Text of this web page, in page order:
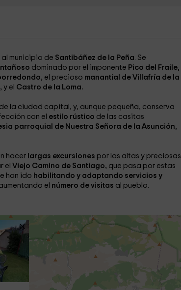
municipio de Santibáñez de la Peña. Se
dominado por el imponente Pico del Fraile,
el precioso manantial de Villafría de la
y el Castro de la Loma.
de la ciudad capital, y, aunque pequeña, conserva
con el estilo rústico de las casitas
parroquial de Nuestra Señora de la Asunción,
hacer largas excursiones por las altas y preciosas
el Viejo Camino de Santiago, que pasa por estas
han ido habilitando y adaptando servicios y
el número de visitas al pueblo.